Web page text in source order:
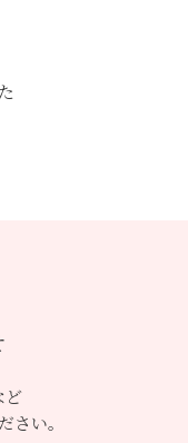
ど
さい。